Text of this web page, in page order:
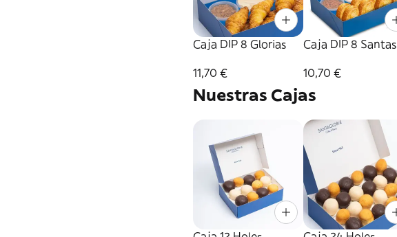
Caja DIP 8 Glorias
11,70 €
Caja DIP 8 Santas
10,70 €
Nuestras Cajas